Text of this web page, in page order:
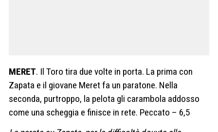
MERET. Il Toro tira due volte in porta. La prima con
Zapata e il giovane Meret fa un paratone. Nella
seconda, purtroppo, la pelota gli carambola addosso
come una scheggia e finisce in rete. Peccato – 6,5